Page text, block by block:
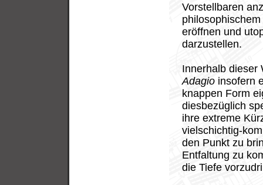
Vorstellbaren
eröffnen und
darzustellen.
Innerhalb dieser
Adagio insofern
knappen Form
diesbezüglich
ihre extreme
vielschichtig-
den Punkt zu
Entfaltung zu
die Tiefe